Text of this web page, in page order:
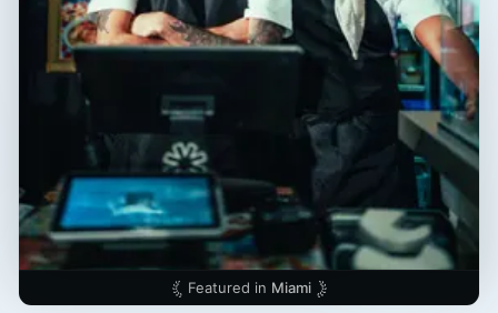
Featured in Miami